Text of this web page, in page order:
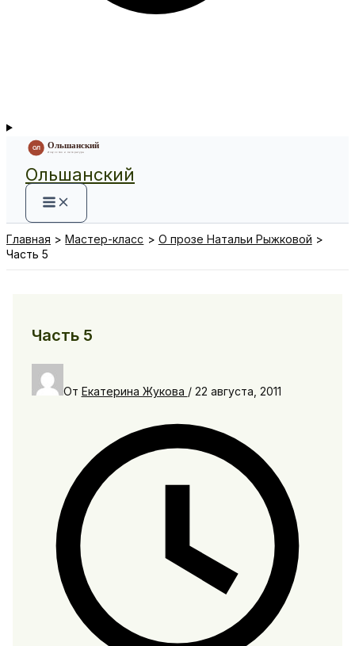
Ольшанский
Главная Мастер-класс
О прозе Натальи Рыжковой
Часть 5
Часть 5
От Екатерина Жукова / 22 августа, 2011